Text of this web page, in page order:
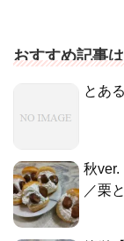
おすすめ記事
とあ
秋ver.
／栗